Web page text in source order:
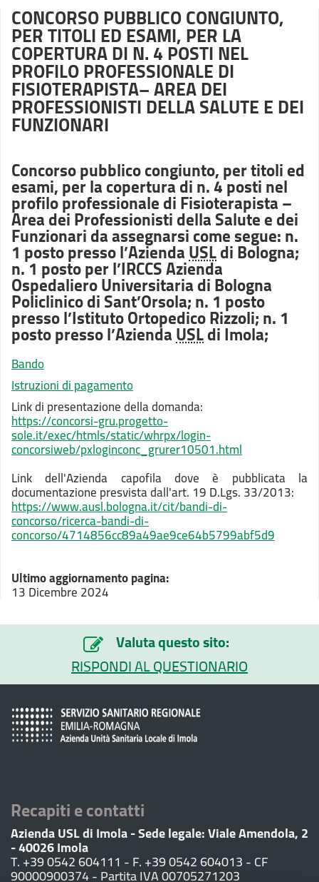
CONCORSO PUBBLICO CONGIUNTO,
PER TITOLI ED ESAMI, PER LA
COPERTURA DI N. 4 POSTI NEL
PROFILO PROFESSIONALE DI
FISIOTERAPISTA– AREA DEI
PROFESSIONISTI DELLA SALUTE E DEI
FUNZIONARI
Concorso pubblico congiunto, per titoli ed
esami, per la copertura di n. 4 posti nel
profilo professionale di Fisioterapista –
Area dei Professionisti della Salute e dei
Funzionari da assegnarsi come segue: n.
1 posto presso l’AziendaUSLdi Bologna;
n. 1 posto per l’IRCCS Azienda
Ospedaliero Universitaria di Bologna
Policlinico di Sant’Orsola; n. 1 posto
presso l’Istituto Ortopedico Rizzoli; n. 1
posto presso l’AziendaUSLdi Imola;
Bando
Istruzioni di pagamento
Link di presentazione della domanda:
https://concorsi-gru.progetto-
sole.it/exec/htmls/static/whrpx/login-
concorsiweb/pxloginconc_grurer10501.html
Link dell'Azienda capofila dove è pubblicata la
documentazione presvista dall'art. 19 D.Lgs. 33/2013:
https://www.ausl.bologna.it/cit/bandi-di-
concorso/ricerca-bandi-di-
concorso/4714856cc89a49ae9ce64b5799abf5d9
Ultimo aggiornamento pagina:
13 Dicembre 2024
Valuta questo sito:
RISPONDI AL QUESTIONARIO
Recapiti e contatti
Azienda USL di Imola - Sede legale: Viale Amendola, 2
- 40026 Imola
T. +39 0542 604111 - F. +39 0542 604013 - CF
90000900374 - Partita IVA 00705271203